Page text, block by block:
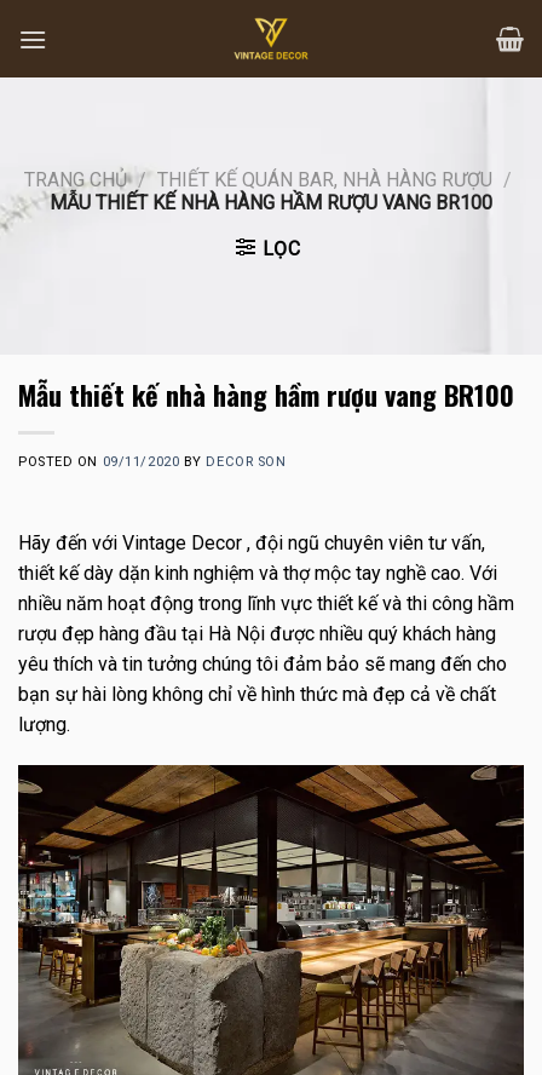
content
TRANG CHỦ / THIẾT KẾ QUÁN BAR, NHÀ HÀNG RƯỢU /
MẪU THIẾT KẾ NHÀ HÀNG HẦM RƯỢU VANG BR100
LỌC
Mẫu thiết kế nhà hàng hầm rượu vang BR100
POSTED ON 09/11/2020 BY DECOR SON
Hãy đến với Vintage Decor , đội ngũ chuyên viên tư vấn,
thiết kế dày dặn kinh nghiệm và thợ mộc tay nghề cao. Với
nhiều năm hoạt động trong lĩnh vực thiết kế và thi công hầm
rượu đẹp hàng đầu tại Hà Nội được nhiều quý khách hàng
yêu thích và tin tưởng chúng tôi đảm bảo sẽ mang đến cho
bạn sự hài lòng không chỉ về hình thức mà đẹp cả về chất
lượng.